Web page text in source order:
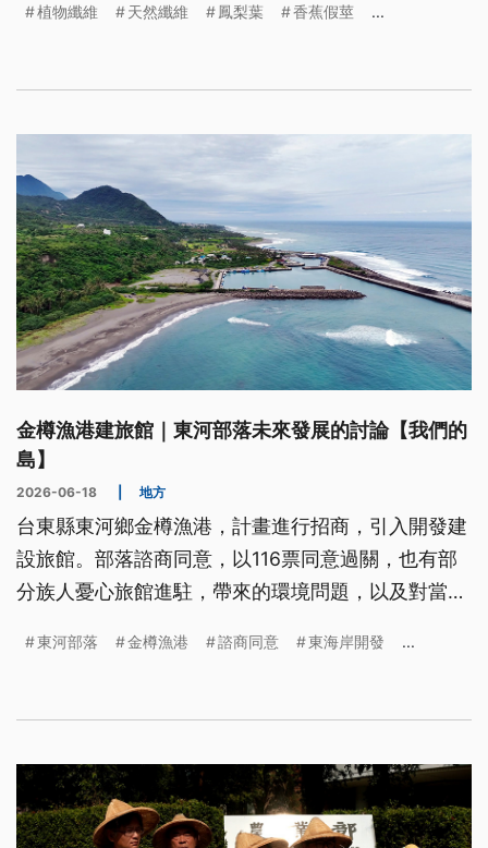
大經濟。
植物纖維 天然纖維 鳳梨葉 香蕉假莖 ...
金樽漁港建旅館｜東河部落未來發展的討論【我們的
島】
2026-06-18 地方
台東縣東河鄉金樽漁港，計畫進行招商，引入開發建
設旅館。部落諮商同意，以116票同意過關，也有部
分族人憂心旅館進駐，帶來的環境問題，以及對當地
東河部落 金樽漁港 諮商同意 東海岸開發 ...